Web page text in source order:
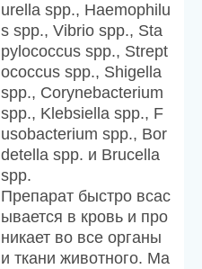
urella spp., Haemophilu
s spp., Vibrio spp., Sta
pylococcus spp., Strept
ococcus spp., Shigella
spp., Corynebacterium
spp., Klebsiella spp., F
usobacterium spp., Bor
detella spp. и Brucella
spp.
Препарат быстро всас
ывается в кровь и про
никает во все органы
и ткани животного. Ма